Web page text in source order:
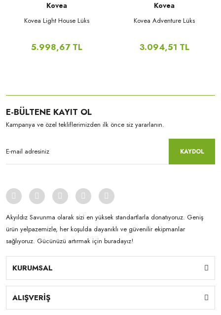
Kovea
Kovea Light House Lüks
5.998,67 TL
Kovea
Kovea Adventure Lüks
3.094,51 TL
E-BÜLTENE KAYIT OL
Kampanya ve özel tekliflerimizden ilk önce siz yararlanın.
KAYDOL
Akyıldız Savunma olarak sizi en yüksek standartlarla donatıyoruz. Geniş
ürün yelpazemizle, her koşulda dayanıklı ve güvenilir ekipmanlar
sağlıyoruz. Gücünüzü artırmak için buradayız!
KURUMSAL
ALIŞVERİŞ